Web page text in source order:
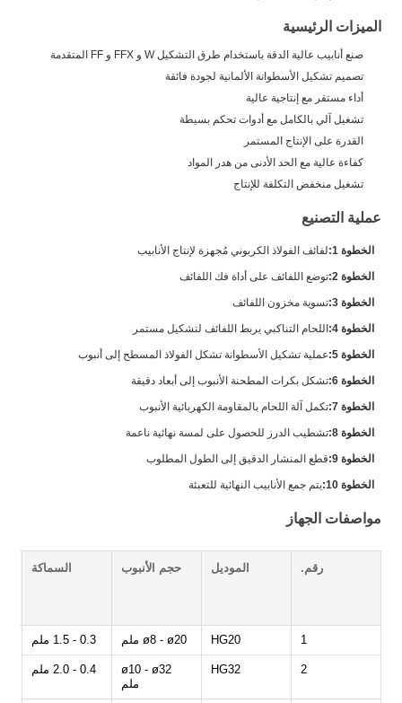
الميزات الرئيسية
صنع أنابيب عالية الدقة باستخدام طرق التشكيل W و FFX و FF المتقدمة
تصميم تشكيل الأسطوانة الألمانية لجودة فائقة
أداء مستقر مع إنتاجية عالية
تشغيل آلي بالكامل مع أدوات تحكم بسيطة
القدرة على الإنتاج المستمر
كفاءة عالية مع الحد الأدنى من هدر المواد
تشغيل منخفض التكلفة للإنتاج
عملية التصنيع
الخطوة 1: لفائف الفولاذ الكربوني مُجهزة لإنتاج الأنابيب
الخطوة 2: توضع اللفائف على أداة فك اللفائف
الخطوة 3: تسوية مخزون اللفائف
الخطوة 4: اللحام التناكبي يربط اللفائف لتشكيل مستمر
الخطوة 5: عملية تشكيل الأسطوانة تشكل الفولاذ المسطح إلى أنبوب
الخطوة 6: تشكل بكرات المطحنة الأنبوب إلى أبعاد دقيقة
الخطوة 7: تكمل آلة اللحام بالمقاومة الكهربائية الأنبوب
الخطوة 8: تشطيب الدرز للحصول على لمسة نهائية ناعمة
الخطوة 9: قطع المنشار الدقيق إلى الطول المطلوب
الخطوة 10: يتم جمع الأنابيب النهائية للتعبئة
مواصفات الجهاز
رقم. الموديل حجم الأنبوب السماكة
1
HG20 ø8 - ø20 ملم 0.3 - 1.5 ملم
2
HG32
ø10 - ø32
ملم
0.4 - 2.0 ملم